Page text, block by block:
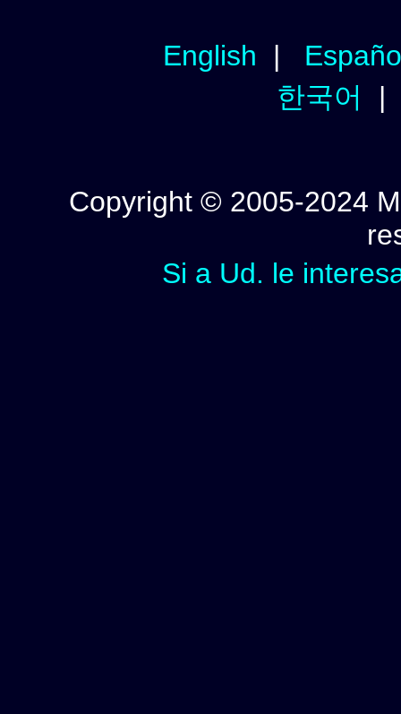
English |
한국어
Copyright © 2005-2024
Si a Ud. le